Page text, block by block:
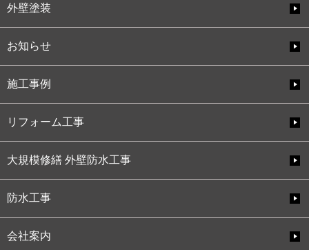
外壁塗装
お知らせ
施工事例
リフォーム工事
大規模修繕 外壁防水工事
防水工事
会社案内